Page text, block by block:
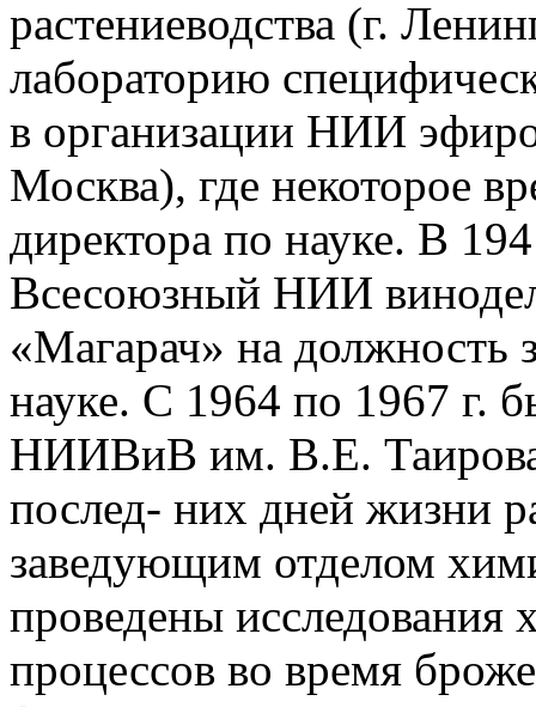
растениеводства (г.
лабораторию
в организации НИИ
Москва), где некоторое
директора по науке. В
Всесоюзный НИИ
«Магарач» на должность
науке. С 1964 по 1967 г.
НИИВиВ им. В.Е. Таирова
послед- них дней жизни
заведующим отделом
проведены исследования
процессов во время